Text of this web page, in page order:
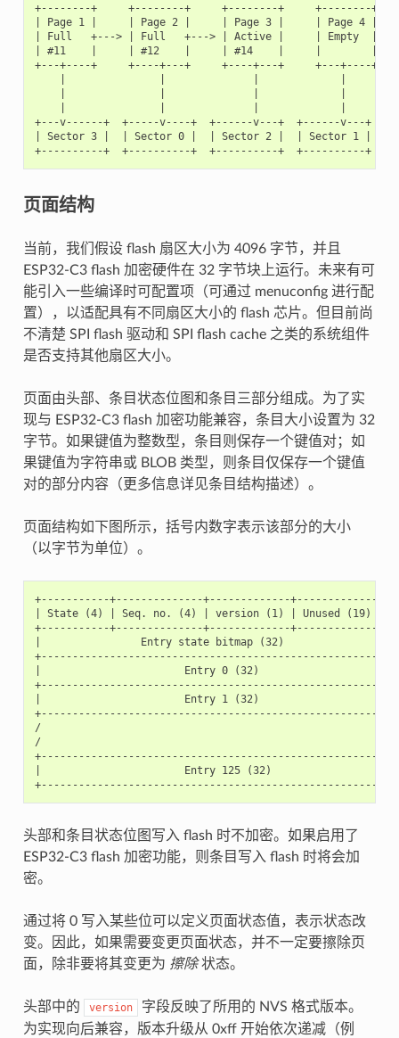
+--------+     +--------+     +--------+     +--------+
| Page 1 |     | Page 2 |     | Page 3 |     | Page 4 |
| Full   +---> | Full   +---> | Active |     | Empty  |
| #11    |     | #12    |     | #14    |     |        |   <-
+---+----+     +----+---+     +----+---+     +---+----+
+---v------+  +-----v----+  +------v---+  +------v---+
| Sector 3 |  | Sector 0 |  | Sector 2 |  | Sector 1 |    <-
+----------+  +----------+  +----------+  +----------+
页面结构
当前，我们假设 flash 扇区大小为 4096 字节，并且
ESP32-C3 flash 加密硬件在 32 字节块上运行。未来有可
能引入一些编译时可配置项（可通过 menuconfig 进行配
置），以适配具有不同扇区大小的 flash 芯片。但目前尚
不清楚 SPI flash 驱动和 SPI flash cache 之类的系统组件
是否支持其他扇区大小。
页面由头部、条目状态位图和条目三部分组成。为了实
现与 ESP32-C3 flash 加密功能兼容，条目大小设置为 32
字节。如果键值为整数型，条目则保存一个键值对；如
果键值为字符串或 BLOB 类型，则条目仅保存一个键值
对的部分内容（更多信息详见条目结构描述）。
页面结构如下图所示，括号内数字表示该部分的大小
（以字节为单位）。
+-----------+--------------+-------------
| State (4) | Seq. no. (4) | version (1) | Unused (19) |
+-----------+--------------+-------------
|                Entry state bitmap (32)
|                       Entry 0 (32)
|                       Entry 1 (32)
/
/
|                       Entry 125 (32)
头部和条目状态位图写入 flash 时不加密。如果启用了
ESP32-C3 flash 加密功能，则条目写入 flash 时将会加
密。
通过将 0 写入某些位可以定义页面状态值，表示状态改
变。因此，如果需要变更页面状态，并不一定要擦除页
面，除非要将其变更为 擦除状态。
头部中的 version
字段反映了所用的 NVS 格式版本。
为实现向后兼容，版本升级从 0xff 开始依次递减（例